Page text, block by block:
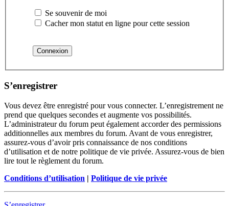
Se souvenir de moi
Cacher mon statut en ligne pour cette session
S’enregistrer
Vous devez être enregistré pour vous connecter. L’enregistrement ne
prend que quelques secondes et augmente vos possibilités.
L’administrateur du forum peut également accorder des permissions
additionnelles aux membres du forum. Avant de vous enregistrer,
assurez-vous d’avoir pris connaissance de nos conditions
d’utilisation et de notre politique de vie privée. Assurez-vous de bien
lire tout le règlement du forum.
Conditions d’utilisation | Politique de vie privée